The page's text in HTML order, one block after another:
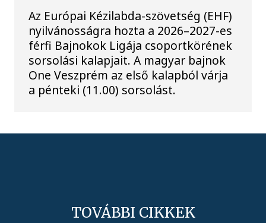
Az Európai Kézilabda-szövetség (EHF)
nyilvánosságra hozta a 2026–2027-es
férfi Bajnokok Ligája csoportkörének
sorsolási kalapjait. A magyar bajnok
One Veszprém az első kalapból várja
a pénteki (11.00) sorsolást.
TOVÁBBI CIKKEK